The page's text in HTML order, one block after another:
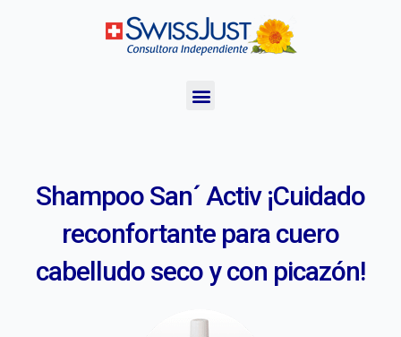
Shampoo San´ Activ ¡Cuidado
reconfortante para cuero
cabelludo seco y con picazón!